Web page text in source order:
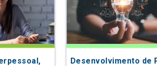
Desenvolvimento de